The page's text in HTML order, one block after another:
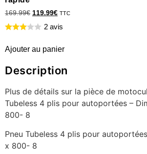
169.99€ 119.99€ TTC
2 avis
Ajouter au panier
Description
Plus de détails sur la pièce de
Tubeless 4 plis pour autoportées –
800- 8
Pneu Tubeless 4 plis pour
x 800- 8